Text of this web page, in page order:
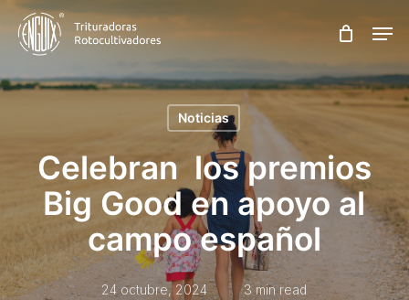
Skip
content
Noticias
Celebran los premios
Big Good en apoyo al
campo español
24 octubre, 2024 3 min read